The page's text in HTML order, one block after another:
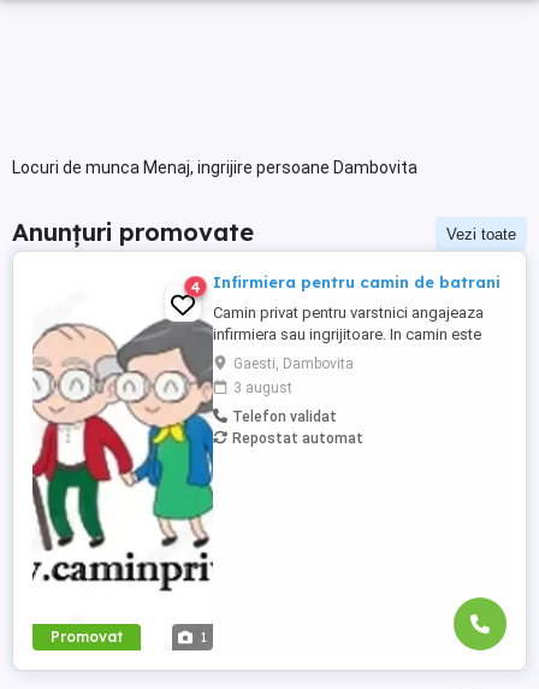
Locuri de munca Menaj, ingrijire persoane Dambovita
Anunțuri promovate Vezi toate
Promovat 1
4 Infirmiera pentru camin de batrani
Camin privat pentru varstnici angajeaza
infirmiera sau ingrijitoare. In camin este
personal medical 24 7. Asiguram mesele.
Mai multe detalii, la telefon.
Gaesti, Dambovita
3 august
Telefon validat
Repostat automat